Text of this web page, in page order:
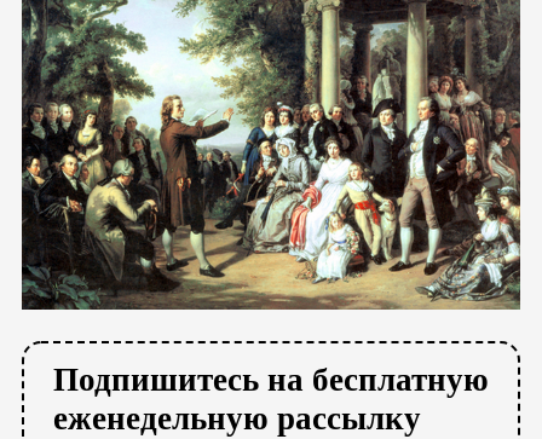
Подпишитесь на бесплатную
еженедельную рассылку